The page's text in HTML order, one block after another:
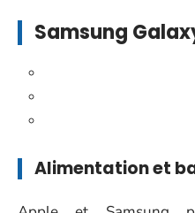
Samsung
Alimentation et